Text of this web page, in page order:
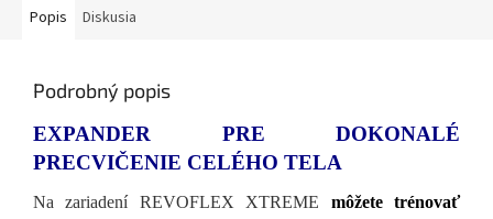
Popis Diskusia
Podrobný popis
EXPANDER PRE DOKONALÉ
PRECVIČENIE CELÉHO TELA
Na zariadení REVOFLEX XTREME môžete trénovať